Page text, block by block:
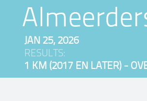
JAN 25, 2026
RESULTS:
1 KM (2017 EN LATER) -